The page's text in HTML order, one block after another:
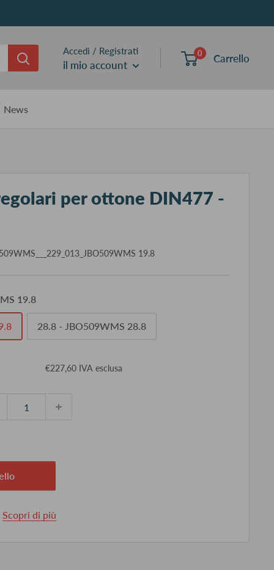
Accedi / Registrati
il mio account
0 Carrello
News
per ottone DIN477 -
19.8
19.8
28.8 - JBO509WMS 28.8
€227,60 IVA esclusa
Scopri di più